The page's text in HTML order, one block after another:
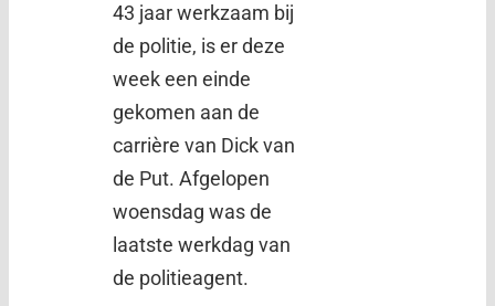
43 jaar werkzaam bij
de politie, is er deze
week een einde
gekomen aan de
carrière van Dick van
de Put. Afgelopen
woensdag was de
laatste werkdag van
de politieagent.